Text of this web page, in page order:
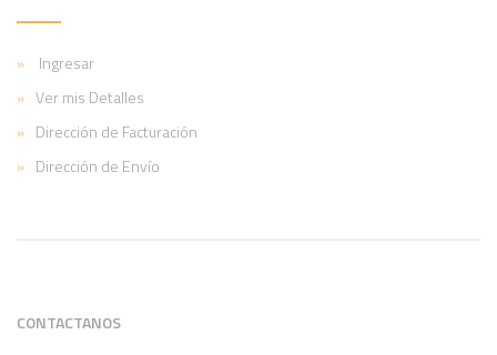
Ingresar
Ver mis Detalles
Dirección de Facturación
Dirección de Envío
CONTACTANOS